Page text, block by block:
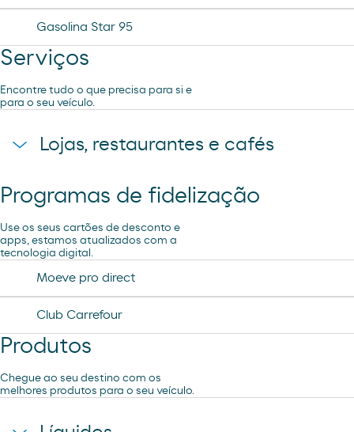
Gasolina Star 95
Serviços
Encontre tudo o que precisa para si e
para o seu veículo.
Lojas, restaurantes e cafés
Loja Carrefour Express
Programas de fidelização
Use os seus cartões de desconto e
apps, estamos atualizados com a
tecnologia digital.
Moeve pro direct
Club Carrefour
Produtos
Chegue ao seu destino com os
melhores produtos para o seu veículo.